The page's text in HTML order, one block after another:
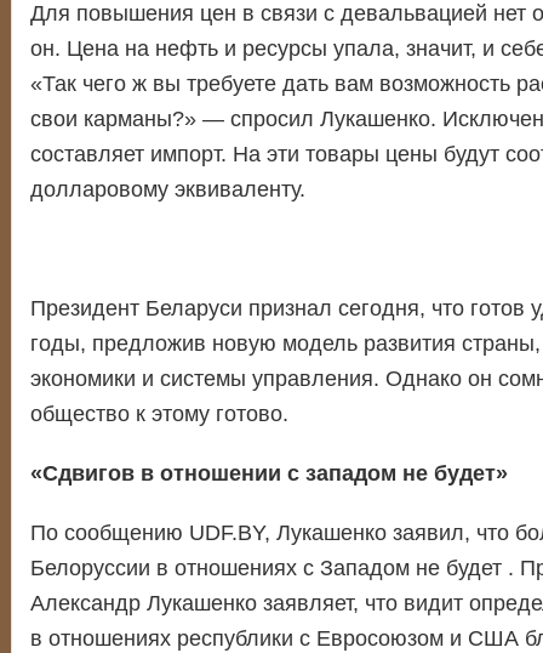
Для повышения цен в связи с девальвацией нет
он. Цена на нефть и ресурсы упала, значит, и
«Так чего ж вы требуете дать вам возможность
свои карманы?» — спросил Лукашенко.
составляет импорт. На эти товары цены будут
долларовому эквиваленту.
Президент Беларуси признал сегодня, что готов
годы, предложив новую модель развития
экономики и системы управления. Однако он
общество к этому готово.
«Сдвигов в отношении с западом не будет»
По сообщению UDF.BY, Лукашенко заявил, что
Белоруссии в отношениях с Западом не будет .
Александр Лукашенко заявляет, что видит
в отношениях республики с Евросоюзом и США